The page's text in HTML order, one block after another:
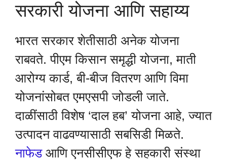
सरकारी योजना आणि सहाय्य
भारत सरकार शेतीसाठी अनेक योजना
राबवते. पीएम किसान समृद्धी योजना, माती
आरोग्य कार्ड, बी-बीज वितरण आणि विमा
योजनांसोबत एमएसपी जोडली जाते.
दाळींसाठी विशेष ‘दाल हब’ योजना आहे, ज्यात
उत्पादन वाढवण्यासाठी सबसिडी मिळते.
नाफेडआणि एनसीसीएफ हे सहकारी संस्था